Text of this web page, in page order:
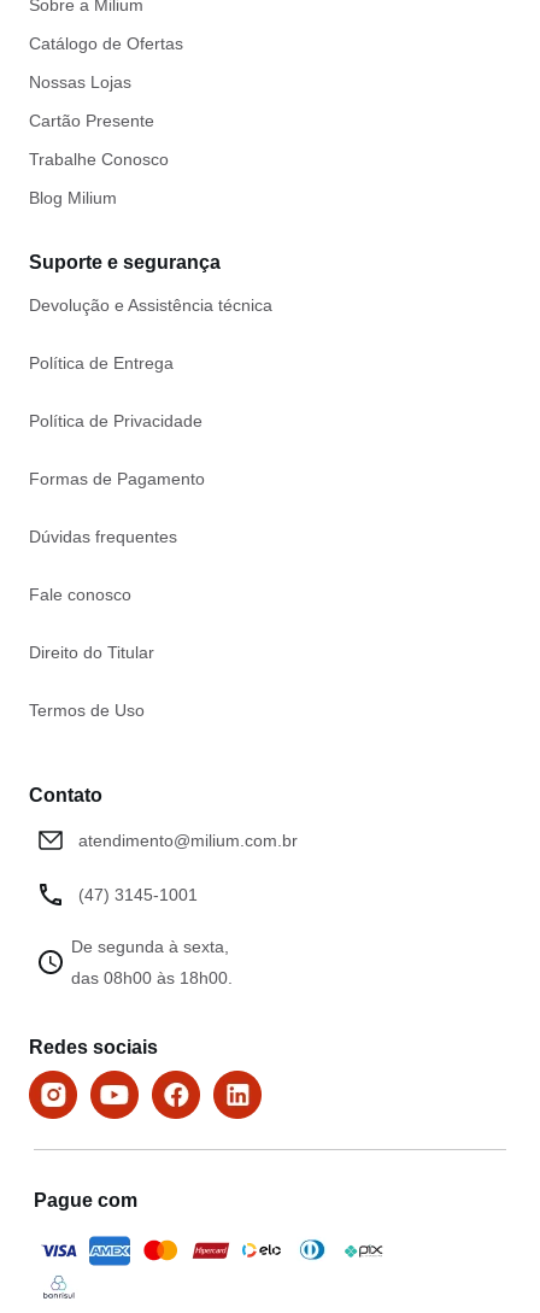
Sobre a Milium
Catálogo de Ofertas
Nossas Lojas
Cartão Presente
Trabalhe Conosco
Blog Milium
Suporte e segurança
Devolução e Assistência técnica
Política de Entrega
Política de Privacidade
Formas de Pagamento
Dúvidas frequentes
Fale conosco
Direito do Titular
Termos de Uso
Contato
atendimento@milium.com.br
(47) 3145-1001
De segunda à sexta,
das 08h00 às 18h00.
Redes sociais
Pague com